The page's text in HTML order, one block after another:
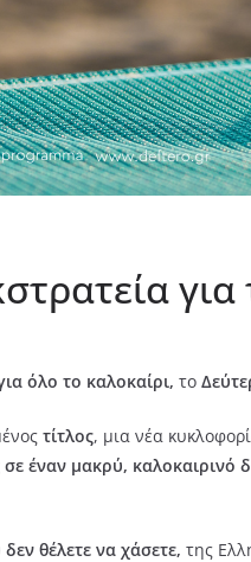
όλο το καλοκαίρι, το
τίτλος, μια νέα
έναν μακρύ, καλοκαιρινό
θέλετε να χάσετε, της